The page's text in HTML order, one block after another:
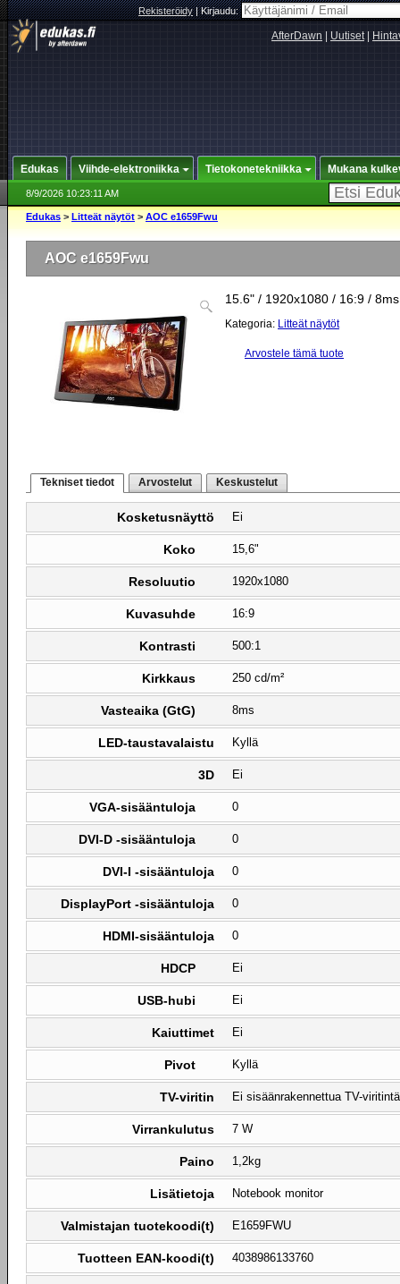
Rekisteröidy|Kirjaudu:
AfterDawn Uutiset|
Edukas Viihde-elektroniikka Tietokonetekniikka Mukana
8/9/2026 10:23:11 AM
Edukas > Litteät näytöt > AOC e1659Fwu
AOC e1659Fwu
15.6" / 1920x1080 / 16:9 / 8ms
Kategoria: Litteät näytöt
Arvostele tämä tuote
Tekniset tiedot Arvostelut Keskustelut
Kosketusnäyttö Ei
Koko 15,6"
Resoluutio 1920x1080
Kuvasuhde 16:9
Kontrasti 500:1
Kirkkaus 250 cd/m²
Vasteaika (GtG) 8ms
LED-taustavalaistu Kyllä
3D Ei
VGA-sisääntuloja 0
DVI-D -sisääntuloja 0
DVI-I -sisääntuloja 0
DisplayPort -sisääntuloja 0
HDMI-sisääntuloja 0
HDCP Ei
USB-hubi Ei
Kaiuttimet Ei
Pivot Kyllä
TV-viritin Ei sisäänrakennettua TV-viritintä
Virrankulutus 7 W
Paino 1,2kg
Lisätietoja Notebook monitor
Valmistajan tuotekoodi(t) E1659FWU
Tuotteen EAN-koodi(t) 4038986133760